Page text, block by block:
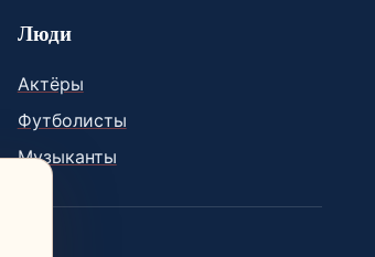
Люди
Актёры
Футболисты
Музыканты